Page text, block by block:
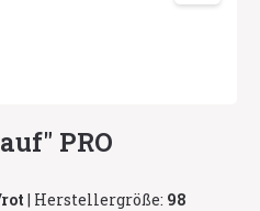
PRO
| Herstellergröße: 98